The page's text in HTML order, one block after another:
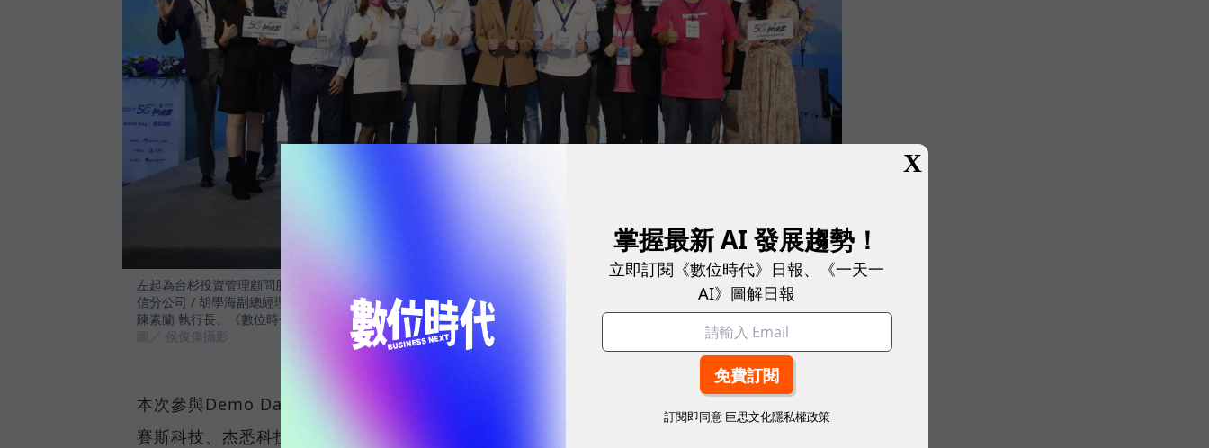
左起為台杉投資管理顧問股份有限公司 / 王俊皓協理、中華電信行動通信分公司 企業客戶處 / 賴佳寧 處長、中華電信行動通
信分公司 / 胡學海副總經理、經濟部中小企業處 / 胡貝蒂 副處長、中華電信投資事業處 / 陳元凱 副總經理、《數位時代》/
陳素蘭 執行長、《數位時代》/ 黃亮崢 創新長 與 15 組 2021 中華電信 5G 加速器 入圍團隊
圖／ 侯俊偉攝影
本次參與Demo Day活動的15家新創團隊分別是台灣資料科學、伍碩科技、谷林運算、旺德
賽斯科技、杰悉科技、智慧貼紙、極現科技、鉑鑉、滿拓科技、網聯科技、碼卡實境、憶
X
掌握最新 AI 發展趨勢！
立即訂閱《數位時代》日報、《一天一
AI》圖解日報
訂閱即同意 巨思文化隱私權政策